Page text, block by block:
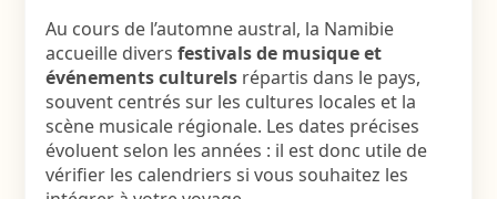
Au cours de l’automne austral, la Namibie
accueille divers festivals de musique et
événements culturelsrépartis dans le pays,
souvent centrés sur les cultures locales et la
scène musicale régionale. Les dates précises
évoluent selon les années : il est donc utile de
vérifier les calendriers si vous souhaitez les